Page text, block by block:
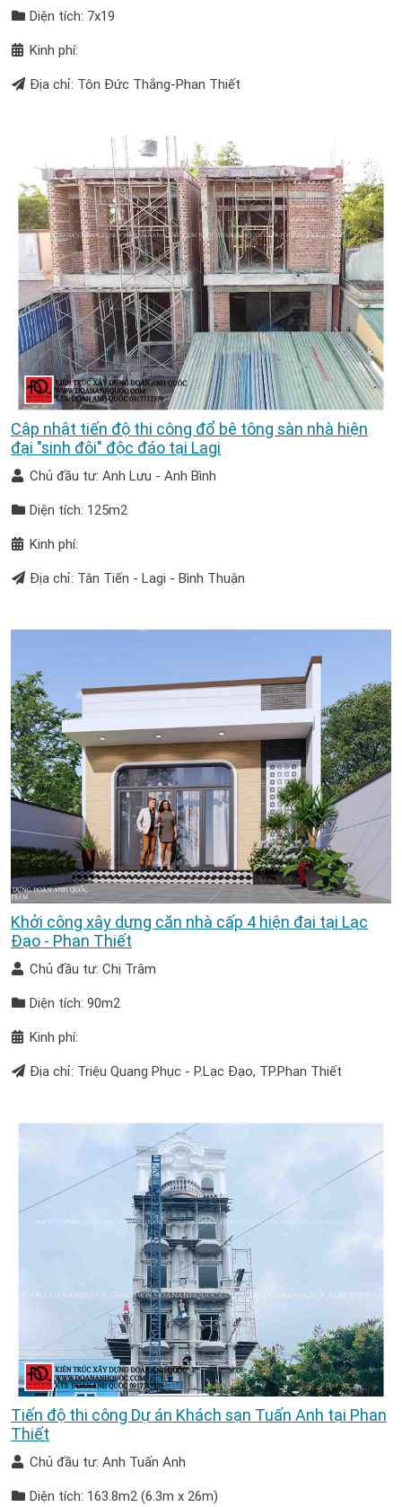
Diện tích: 7x19
Kinh phí:
Địa chỉ: Tôn Đức Thắng-Phan Thiết
Cập nhật tiến độ thi công đổ bê tông sàn nhà hiện
đại "sinh đôi" độc đáo tại Lagi
Chủ đầu tư: Anh Lưu - Anh Bình
Diện tích: 125m2
Kinh phí:
Địa chỉ: Tân Tiến - Lagi - Bình Thuận
Khởi công xây dựng căn nhà cấp 4 hiện đại tại Lạc
Đạo - Phan Thiết
Chủ đầu tư: Chị Trâm
Diện tích: 90m2
Kinh phí:
Địa chỉ: Triệu Quang Phục - P.Lạc Đạo, TP.Phan Thiết
Tiến độ thi công Dự án Khách sạn Tuấn Anh tại Phan
Thiết
Chủ đầu tư: Anh Tuấn Anh
Diện tích: 163.8m2 (6.3m x 26m)